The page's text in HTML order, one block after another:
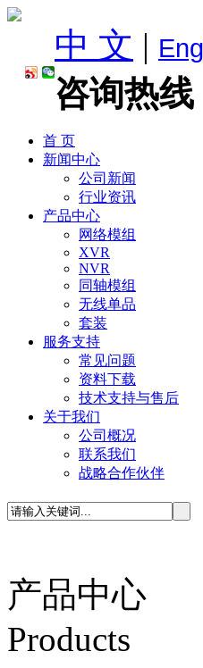
中 文 |
咨询热线
首 页
新闻中心
公司新闻
行业资讯
产品中心
网络模组
XVR
NVR
同轴模组
无线单品
套装
服务支持
常见问题
资料下载
技术支持与售后
关于我们
公司概况
联系我们
战略合作伙伴
产品中心
Products